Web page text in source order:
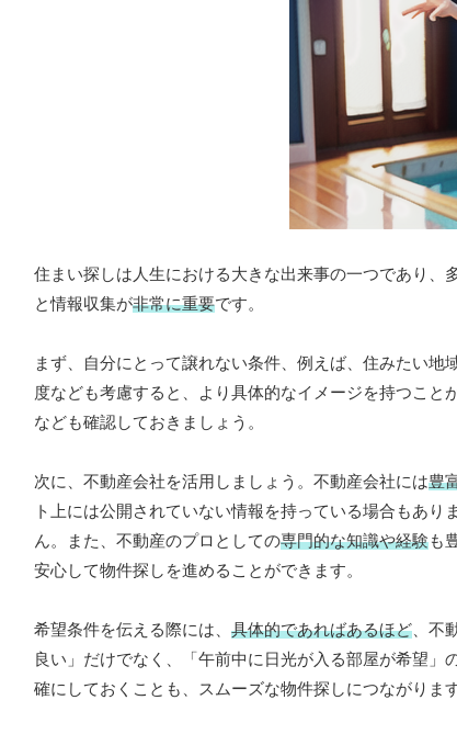
住まい探しは人生における大きな出来事の一つであり
と情報収集が非常に重要です。
まず、自分にとって譲れない条件、例えば、住みたい地
度なども考慮すると、より具体的なイメージを持つこ
なども確認しておきましょう。
次に、不動産会社を活用しましょう。不動産会社には豊
ト上には公開されていない情報を持っている場合もあ
ん。また、不動産のプロとしての専門的な知識や経験も
安心して物件探しを進めることができます。
希望条件を伝える際には、 具体的であればあるほど 、
良い」だけでなく、「午前中に日光が入る部屋が希望」
確にしておくことも、スムーズな物件探しにつながります